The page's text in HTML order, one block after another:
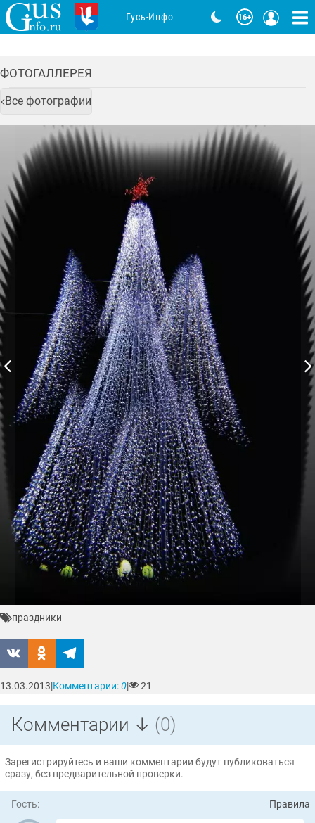
ФОТОГАЛЛЕРЕЯ
Все фотографии
праздники
13.03.2013|Комментарии:0| 21
Комментарии ↓ (0)
Зарегистрируйтесь и ваши комментарии будут публиковаться
сразу, без предварительной проверки.
Гость: Правила
Гусь-Инфо